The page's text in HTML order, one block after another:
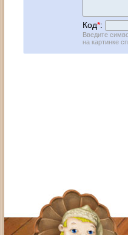
Код*:
Введите
на картинке